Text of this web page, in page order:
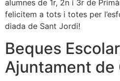
alumnes de 1r, 2n i 3r de
felicitem a tots i totes per
diada de Sant Jordi!
Beques
Ajuntament de